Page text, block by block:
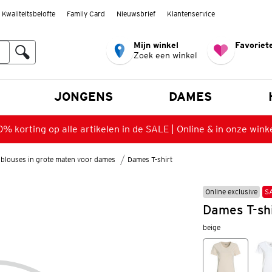
Kwaliteitsbelofte Family Card Nieuwsbrief Klantenservice
Mijn winkel
Zoek een winkel
JONGENS DAMES
korting op alle artikelen in de SALE | Online & in onze
in grote maten voor dames Dames T-shirt
Online exclusive
Dames T-
beige